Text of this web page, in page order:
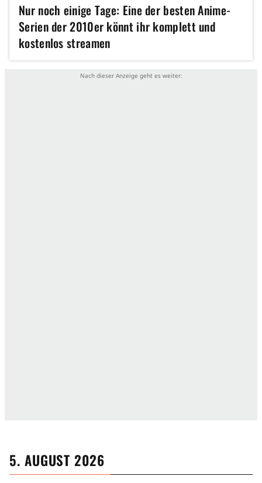
Nur noch einige Tage: Eine der besten Anime-
Serien der 2010er könnt ihr komplett und
kostenlos streamen
5. AUGUST 2026